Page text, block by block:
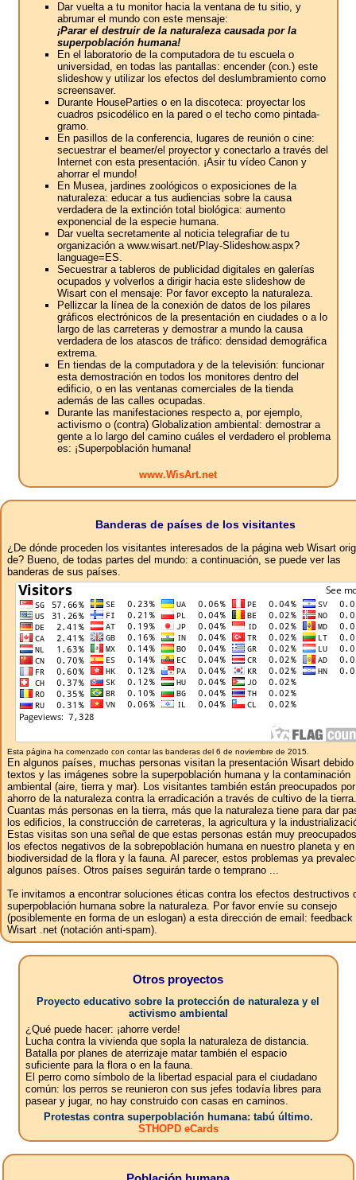
Dar vuelta a tu monitor hacia la ventana de tu sitio, y
abrumar el mundo con este mensaje:
¡Parar el destruir de la naturaleza causada por la
superpoblación humana!
En el laboratorio de la computadora de tu escuela o
universidad, en todas las pantallas: encender (con.) este
slideshow y utilizar los efectos del deslumbramiento como
screensaver.
Durante HouseParties o en la discoteca: proyectar los
cuadros psicodélico en la pared o el techo como pintada-
gramo.
En pasillos de la conferencia, lugares de reunión o cine:
secuestrar el beamer/el proyector y conectarlo a través del
Internet con esta presentación. ¡Asir tu vídeo Canon y
ahorrar el mundo!
En Musea, jardines zoológicos o exposiciones de la
naturaleza: educar a tus audiencias sobre la causa
verdadera de la extinción total biológica: aumento
exponencial de la especie humana.
Dar vuelta secretamente al noticia telegrafiar de tu
organización a www.wisart.net/Play-Slideshow.aspx?
language=ES.
Secuestrar a tableros de publicidad digitales en galerías
ocupados y volverlos a dirigir hacia este slideshow de
Wisart con el mensaje: Por favor excepto la naturaleza.
Pellizcar la línea de la conexión de datos de los pilares
gráficos electrónicos de la presentación en ciudades o a lo
largo de las carreteras y demostrar a mundo la causa
verdadera de los atascos de tráfico: densidad demográfica
extrema.
En tiendas de la computadora y de la televisión: funcionar
esta demostración en todos los monitores dentro del
edificio, o en las ventanas comerciales de la tienda
además de las calles ocupadas.
Durante las manifestaciones respecto a, por ejemplo,
activismo o (contra) Globalization ambiental: demostrar a
gente a lo largo del camino cuáles el verdadero el problema
es: ¡Superpoblación humana!
www.WisArt.net
Banderas de países de los visitantes
¿De dónde proceden los visitantes interesados ​​de la página web Wisart
de? Bueno, de todas partes del mundo: a continuación, se puede ver las
banderas de sus países.
Esta página ha comenzado con contar las banderas del 6 de noviembre de 2015.
En algunos países, muchas personas visitan la presentación Wisart
textos y las imágenes sobre la superpoblación humana y la contaminación
ambiental (aire, tierra y mar). Los visitantes también están preocupados
ahorro de la naturaleza contra la erradicación a través de cultivo de la tierra.
Cuantas más personas en la tierra, más que la naturaleza tiene para dar
los edificios, la construcción de carreteras, la agricultura y la
Estas visitas son una señal de que estas personas están muy
los efectos negativos de la sobrepoblación humana en nuestro planeta y
biodiversidad de la flora y la fauna. Al parecer, estos problemas ya
algunos países. Otros países seguirán tarde o temprano ...
Te invitamos a encontrar soluciones éticas contra los efectos destructivos
superpoblación humana sobre la naturaleza. Por favor envíe su consejo
(posiblemente en forma de un eslogan) a esta dirección de email: feedback
Wisart .net (notación anti-spam).
Otros proyectos
Proyecto educativo sobre la protección de naturaleza y el
activismo ambiental
¿Qué puede hacer: ¡ahorre verde!
Lucha contra la vivienda que sopla la naturaleza de distancia.
Batalla por planes de aterrizaje matar también el espacio
suficiente para la flora o en la fauna.
El perro como símbolo de la libertad espacial para el ciudadano
común: los perros se reunieron con sus jefes todavía libres para
pasear y jugar, no hay construido con casas en caminos.
Protestas contra superpoblación humana: tabú último.
STHOPD eCards